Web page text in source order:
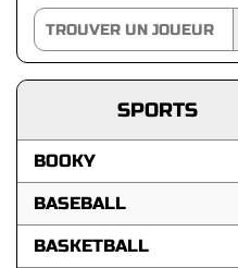
SPORTS
BOOKY
BASEBALL
BASKETBALL